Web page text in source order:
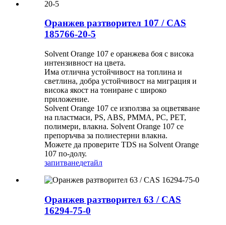
Оранжев разтворител 107 / CAS
185766-20-5
Solvent Orange 107 е оранжева боя с висока
интензивност на цвета.
Има отлична устойчивост на топлина и
светлина, добра устойчивост на миграция и
висока якост на тониране с широко
приложение.
Solvent Orange 107 се използва за оцветяване
на пластмаси, PS, ABS, PMMA, PC, PET,
полимери, влакна. Solvent Orange 107 се
препоръчва за полиестерни влакна.
Можете да проверите TDS на Solvent Orange
107 по-долу.
запитванедетайл
Оранжев разтворител 63 / CAS
16294-75-0